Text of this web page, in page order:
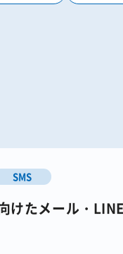
SMS
けたメール・